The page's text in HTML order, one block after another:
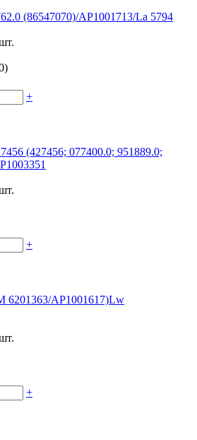
(86547070)/АР1001713/La 5794
+
(427456; 077400.0; 951889.0;
+
6201363/АР1001617)Lw
+